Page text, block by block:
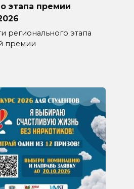
этапа премии
регионального этапа
премии